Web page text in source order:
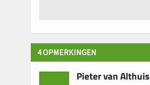
4 OPMERKINGEN
Pieter van Althuis